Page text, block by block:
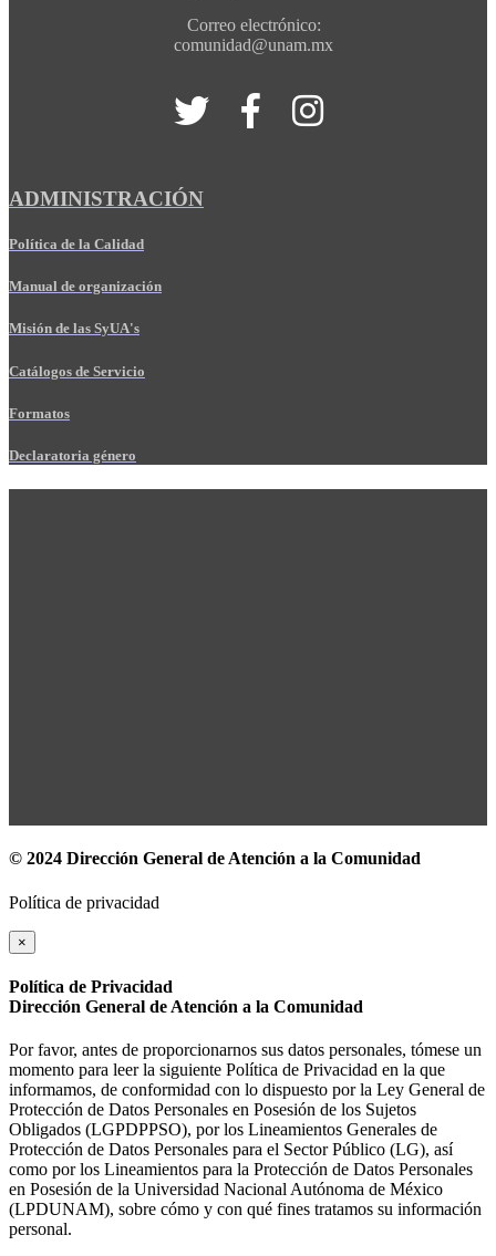
Correo electrónico:
comunidad@unam.mx
ADMINISTRACIÓN
Política de la Calidad
Manual de organización
Misión de las SyUA's
Catálogos de Servicio
Formatos
Declaratoria género
© 2024 Dirección General de Atención a la Comunidad
Política de privacidad
×
Política de Privacidad
Dirección General de Atención a la Comunidad
Por favor, antes de proporcionarnos sus datos personales, tómese un
momento para leer la siguiente Política de Privacidad en la que
informamos, de conformidad con lo dispuesto por la Ley General de
Protección de Datos Personales en Posesión de los Sujetos
Obligados (LGPDPPSO), por los Lineamientos Generales de
Protección de Datos Personales para el Sector Público (LG), así
como por los Lineamientos para la Protección de Datos Personales
en Posesión de la Universidad Nacional Autónoma de México
(LPDUNAM), sobre cómo y con qué fines tratamos su información
personal.